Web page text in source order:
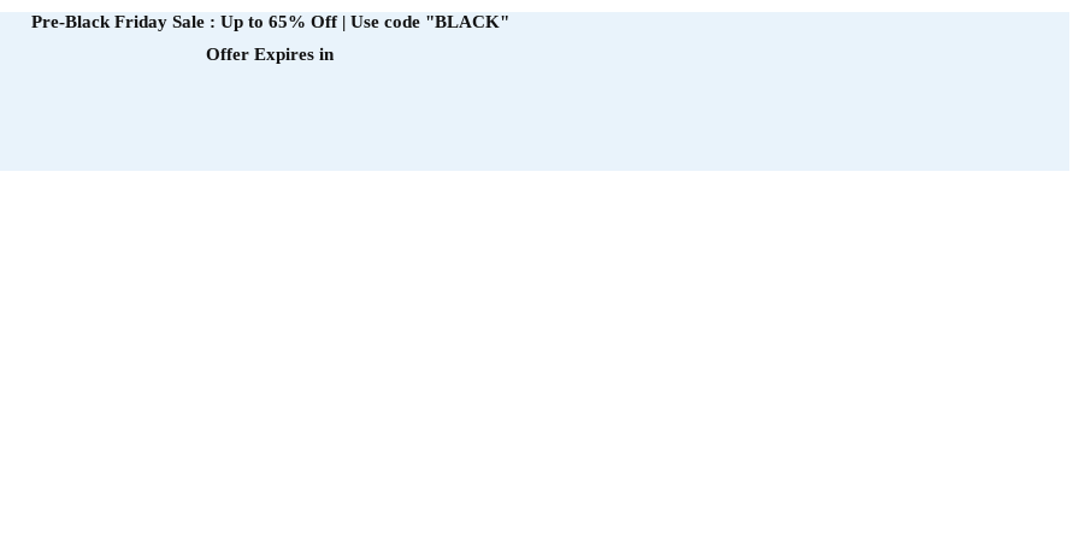
Pre-Black Friday Sale : Up to 65% Off | Use code "BLACK"
Offer Expires in